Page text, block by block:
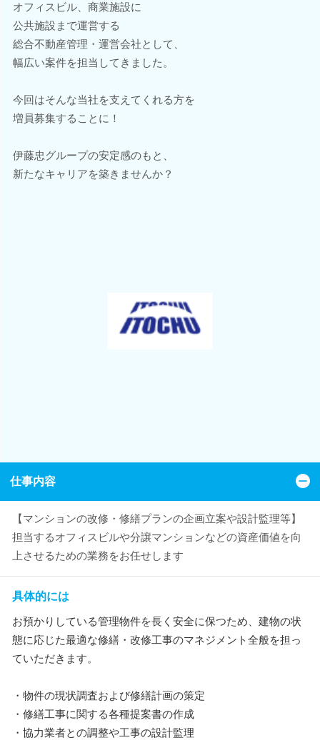
オフィスビル、商業施設に
公共施設まで運営する
総合不動産管理・運営会社として、
幅広い案件を担当してきました。
今回はそんな当社を支えてくれる方を
増員募集することに！
伊藤忠グループの安定感のもと、
新たなキャリアを築きませんか？
仕事内容
【マンションの改修・修繕プランの企画立案や設計監理等】
担当するオフィスビルや分譲マンションなどの資産価値を向
上させるための業務をお任せします
具体的には
お預かりしている管理物件を長く安全に保つため、建物の状
態に応じた最適な修繕・改修工事のマネジメント全般を担っ
ていただきます。
・物件の現状調査および修繕計画の策定
・修繕工事に関する各種提案書の作成
・協力業者との調整や工事の設計監理